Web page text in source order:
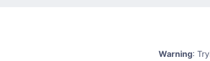
Warning: